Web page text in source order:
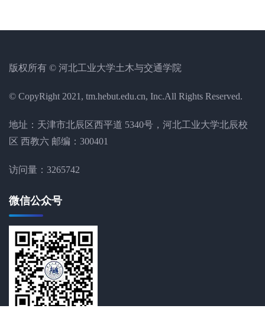
版权所有 © 河北工业大学土木与交通学院
© CopyRight 2021, tm.hebut.edu.cn, Inc.All Rights Reserved.
地址：天津市北辰区西平道 5340号，河北工业大学北辰校
区 西教六 邮编：300401
访问量： 3265742
微信公众号